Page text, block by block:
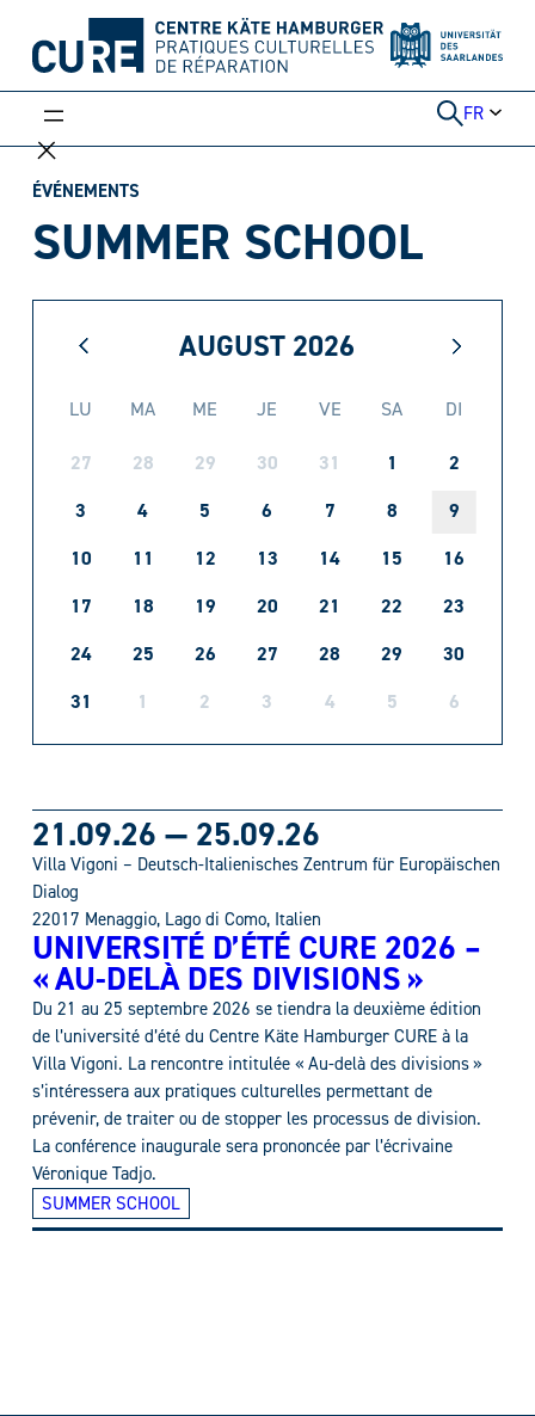
contenu
FR
ÉVÉNEMENTS
SUMMER SCHOOL
AUGUST 2026
LU MA ME JE VE SA DI
27 28 29 30 31 1
2
3
4 5 6 7 8
9
10
11 12 13 14 15
16
17
18 19 20 21 22
23
24
25 26 27 28 29
30
31
1 2 3 4 5 6
21.09.26 — 25.09.26
Villa Vigoni – Deutsch-Italienisches Zentrum für Europäischen
Dialog
22017 Menaggio, Lago di Como, Italien
UNIVERSITÉ D’ÉTÉ CURE 2026 –
« AU-DELÀ DES DIVISIONS »
Du 21 au 25 septembre 2026 se tiendra la deuxième édition
de l’université d’été du Centre Käte Hamburger CURE à la
Villa Vigoni. La rencontre intitulée « Au-delà des divisions »
s’intéressera aux pratiques culturelles permettant de
prévenir, de traiter ou de stopper les processus de division.
La conférence inaugurale sera prononcée par l’écrivaine
Véronique Tadjo.
SUMMER SCHOOL